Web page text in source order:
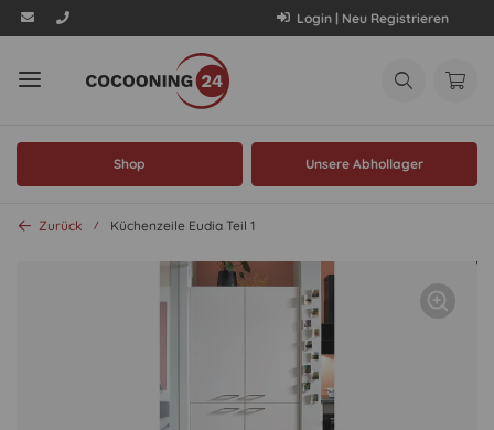
Login | Neu Registrieren
Shop Unsere Abhollager
Zurück Küchenzeile Eudia Teil 1